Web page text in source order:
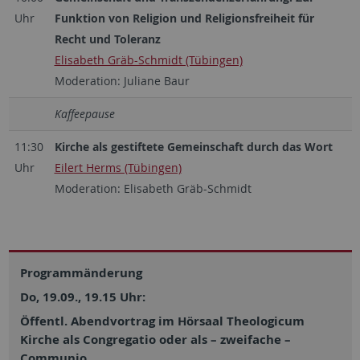
Uhr
Funktion von Religion und Religionsfreiheit für
Recht und Toleranz
Elisabeth Gräb-Schmidt (Tübingen)
Moderation: Juliane Baur
Kaffeepause
11:30
Uhr
Kirche als gestiftete Gemeinschaft durch das Wort
Eilert Herms (Tübingen)
Moderation: Elisabeth Gräb-Schmidt
Programmänderung
Do, 19.09., 19.15 Uhr:
Öffentl. Abendvortrag im Hörsaal Theologicum
Kirche als Congregatio oder als – zweifache –